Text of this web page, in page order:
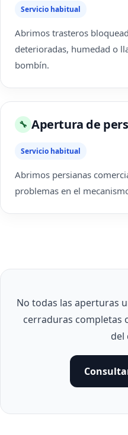
Servicio habitual
Abrimos trasteros
deterioradas, humedad o
bombín.
🔧 Apertura de
Servicio habitual
Abrimos persianas
problemas en el
No todas las aperturas
cerraduras completas
del